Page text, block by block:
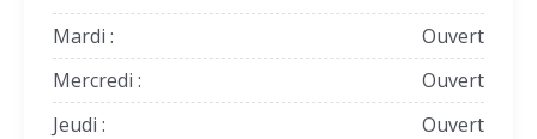
Mardi :
Ouvert
Mercredi :
Ouvert
Jeudi :
Ouvert